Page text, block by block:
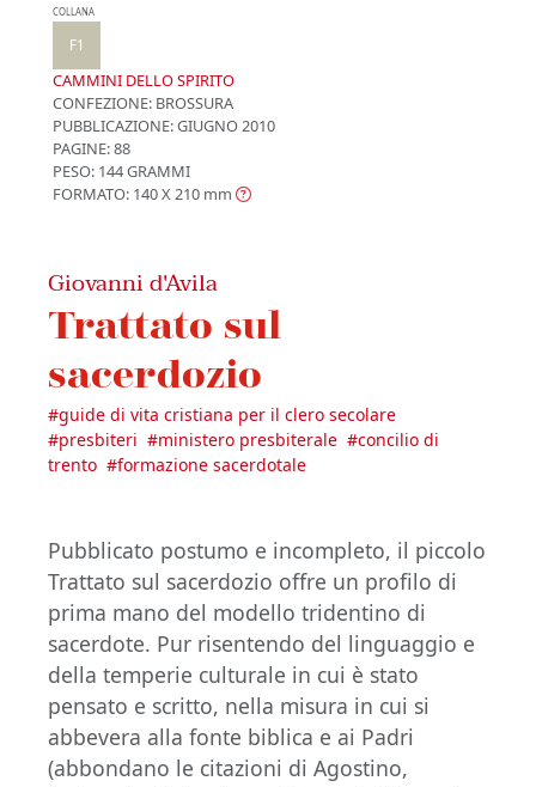
COLLANA
F1
CAMMINI DELLO SPIRITO
CONFEZIONE: BROSSURA
PUBBLICAZIONE:GIUGNO 2010
PAGINE: 88
PESO: 144 GRAMMI
FORMATO: 140 X 210 mm
Giovanni d'Avila
Trattato sul
sacerdozio
#guide di vita cristiana per il clero secolare
#presbiteri #ministero presbiterale #concilio di
trento #formazione sacerdotale
Pubblicato postumo e incompleto, il piccolo
Trattato sul sacerdozio offre un profilo di
prima mano del modello tridentino di
sacerdote. Pur risentendo del linguaggio e
della temperie culturale in cui è stato
pensato e scritto, nella misura in cui si
abbevera alla fonte biblica e ai Padri
(abbondano le citazioni di Agostino,